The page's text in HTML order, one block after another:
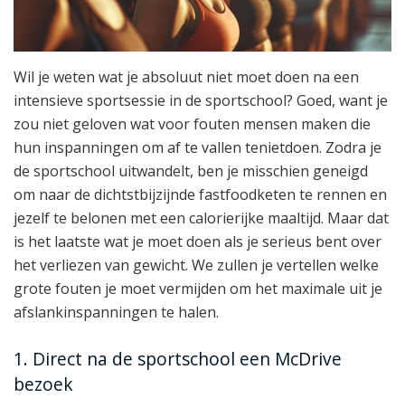
Wil je weten wat je absoluut niet moet doen na een
intensieve sportsessie in de sportschool? Goed, want je
zou niet geloven wat voor fouten mensen maken die
hun inspanningen om af te vallen tenietdoen. Zodra je
de sportschool uitwandelt, ben je misschien geneigd
om naar de dichtstbijzijnde fastfoodketen te rennen en
jezelf te belonen met een calorierijke maaltijd. Maar dat
is het laatste wat je moet doen als je serieus bent over
het verliezen van gewicht. We zullen je vertellen welke
grote fouten je moet vermijden om het maximale uit je
afslankinspanningen te halen.
1. Direct na de sportschool een McDrive
bezoek